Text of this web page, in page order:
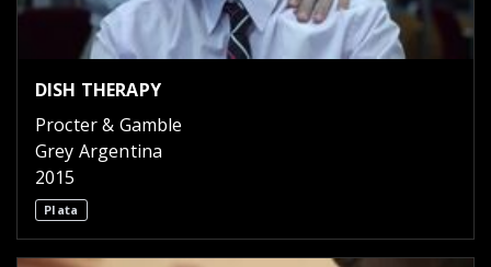
DISH THERAPY
Procter & Gamble
Grey Argentina
2015
Plata